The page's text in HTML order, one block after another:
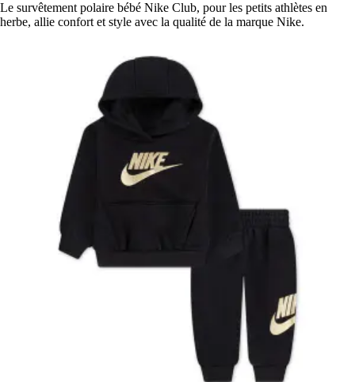
Le survêtement polaire bébé Nike Club, pour les petits athlètes en
herbe, allie confort et style avec la qualité de la marque Nike.